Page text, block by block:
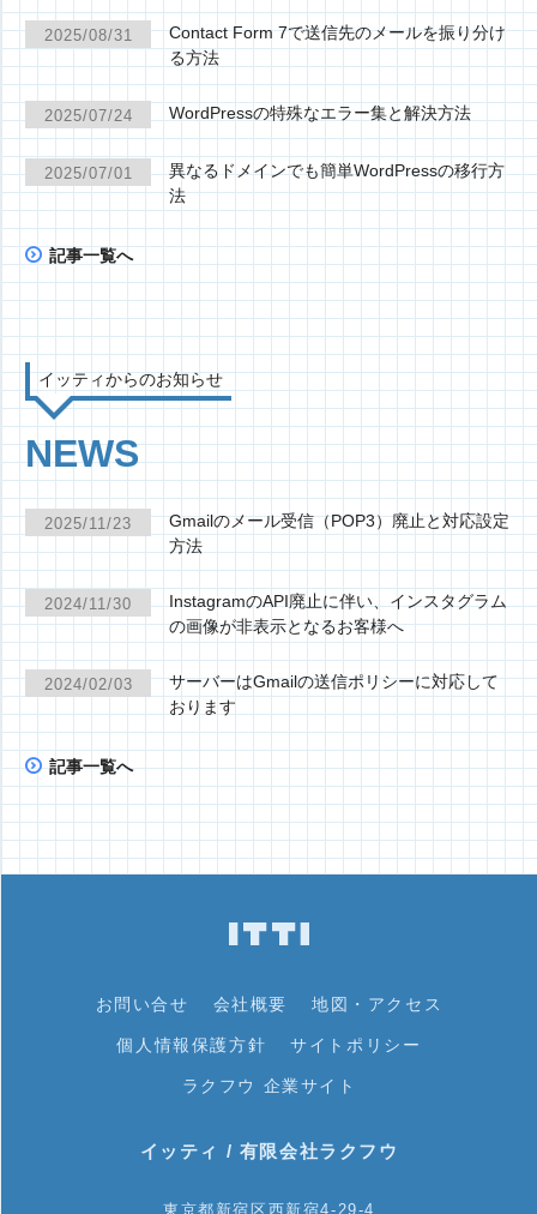
2025/08/31
Contact Form 7で送信先のメールを振り分け
る方法
2025/07/24 WordPressの特殊なエラー集と解決方法
2025/07/01
異なるドメインでも簡単WordPressの移行方
法
記事一覧へ
イッティからのお知らせ
NEWS
2025/11/23
Gmailのメール受信（POP3）廃止と対応設定
方法
2024/11/30
InstagramのAPI廃止に伴い、インスタグラム
の画像が非表示となるお客様へ
2024/02/03
サーバーはGmailの送信ポリシーに対応して
おります
記事一覧へ
イッティ / 有限会社ラクフウ
東京都新宿区西新宿4-29-4
お問い合せ 会社概要 地図・アクセス
個人情報保護方針 サイトポリシー
ラクフウ 企業サイト